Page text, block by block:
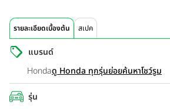
รายละเอียดเบื้องต้น สเปค
แบรนด์
Hondaดู Honda ทุกรุ่นย่อยค้นหาโชว์รูม
รุ่น